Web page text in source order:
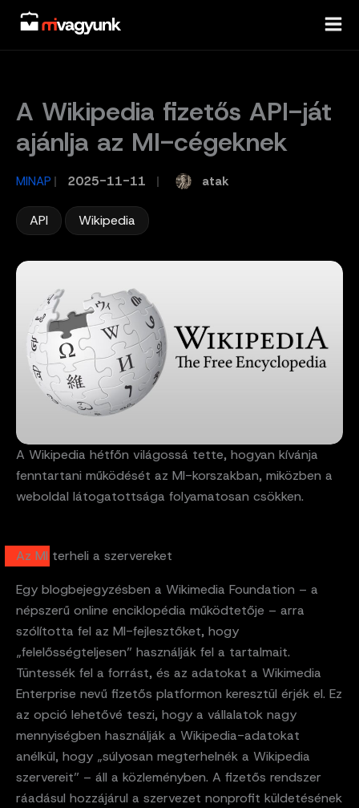
Skip
content
A Wikipedia fizetős API-ját
ajánlja az MI-cégeknek
MINAP / 2025-11-11 atak
API Wikipedia
A Wikipedia hétfőn világossá tette, hogyan kívánja
fenntartani működését az MI-korszakban, miközben a
weboldal látogatottsága folyamatosan csökken.
Az MI terheli a szervereket
Egy blogbejegyzésben a Wikimedia Foundation – a
népszerű online enciklopédia működtetője – arra
szólította fel az MI-fejlesztőket, hogy
„felelősségteljesen” használják fel a tartalmait.
Tüntessék fel a forrást, és az adatokat a Wikimedia
Enterprise nevű fizetős platformon keresztül érjék el. Ez
az opció lehetővé teszi, hogy a vállalatok nagy
mennyiségben használják a Wikipedia-adatokat
anélkül, hogy „súlyosan megterhelnék a Wikipedia
szervereit” – áll a közleményben. A fizetős rendszer
ráadásul hozzájárul a szervezet nonprofit küldetésének